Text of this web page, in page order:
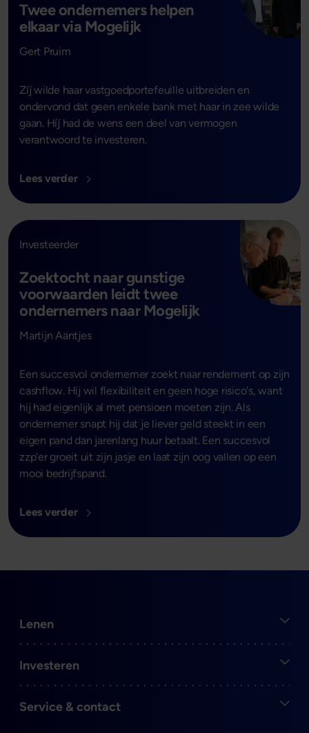
Twee ondernemers helpen
elkaar via Mogelijk
Gert Pruim
Zíj wilde haar vastgoedportefeuille uitbreiden en
ondervond dat geen enkele bank met haar in zee wilde
gaan. Híj had de wens een deel van vermogen
verantwoord te investeren.
Lees verder
Investeerder
Zoektocht naar gunstige
voorwaarden leidt twee
ondernemers naar Mogelijk - Lees verder
Martijn Aantjes
Een succesvol ondernemer zoekt naar rendement op zijn
cashflow. Hij wil flexibiliteit en geen hoge risico's, want
hij had eigenlijk al met pensioen moeten zijn. Als
ondernemer snapt hij dat je liever geld steekt in een
eigen pand dan jarenlang huur betaalt. Een succesvol
zzp'er groeit uit zijn jasje en laat zijn oog vallen op een
mooi bedrijfspand.
Lees verder
Open
Lenen
Open
Investeren
Open
Service & contact